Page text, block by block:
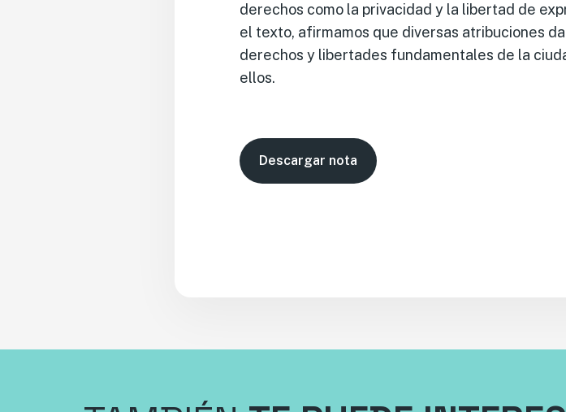
derechos como la privacidad y la libertad de
el texto, afirmamos que diversas atribuciones
derechos y libertades fundamentales de la
ellos.
Descargar nota